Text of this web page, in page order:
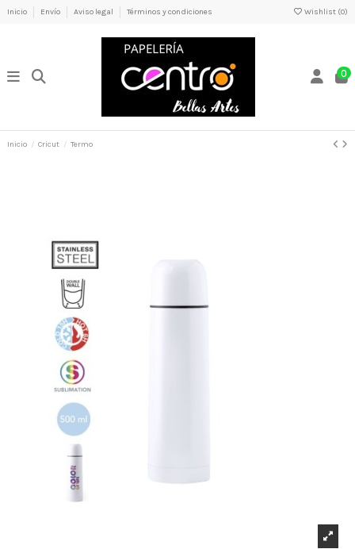
Inicio Envío Aviso legal Términos y condiciones Wishlist (0)
0
Inicio Cricut Termo